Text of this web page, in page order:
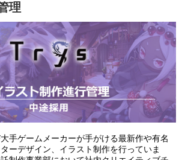
築物や自然物などの背景等、画面の全体
ゲーム開発の初期段階からデザインを担当
就業経験社は即戦力！美術監督のご経験が
です！
理
手ゲームメーカーが手がける最新作や有名
ーデザイン、イラスト制作を行っていま